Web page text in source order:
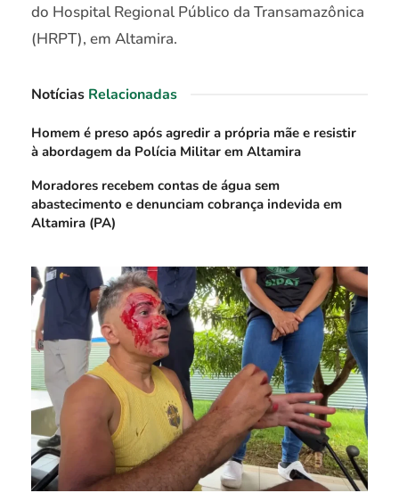
do Hospital Regional Público da Transamazônica
(HRPT), em Altamira.
Notícias Relacionadas
Homem é preso após agredir a própria mãe e resistir
à abordagem da Polícia Militar em Altamira
Moradores recebem contas de água sem
abastecimento e denunciam cobrança indevida em
Altamira (PA)